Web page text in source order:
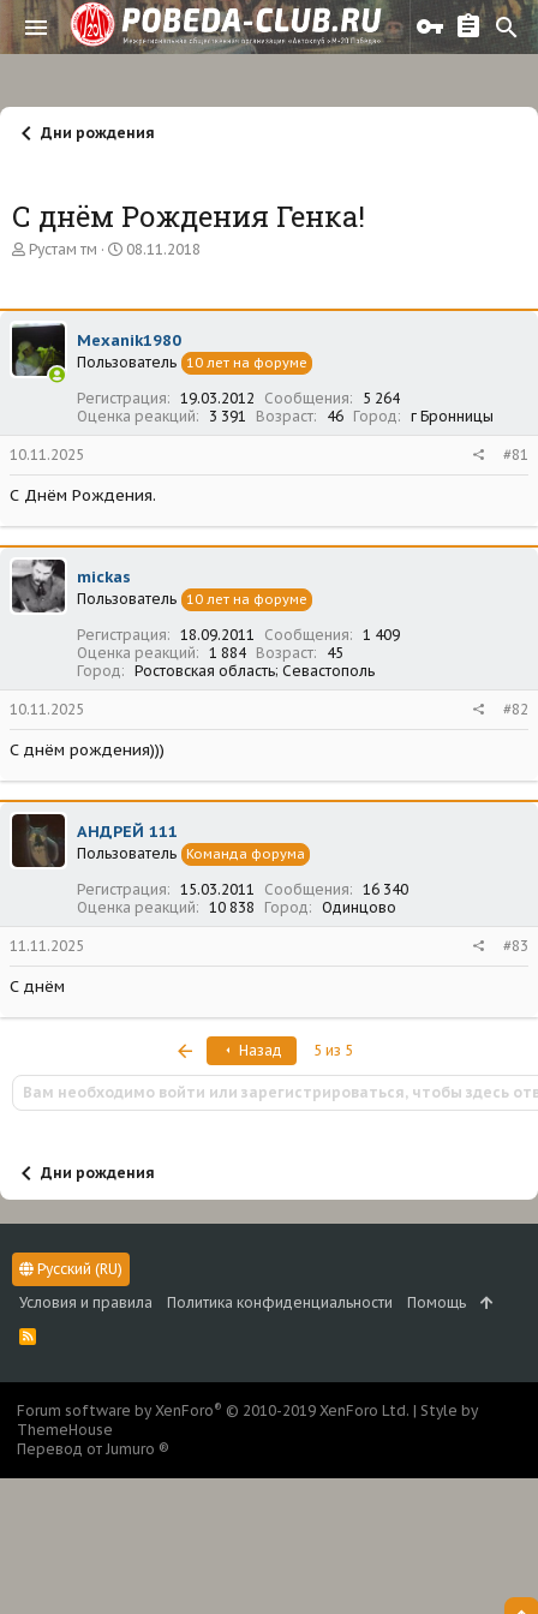
Дни рождения
С днём Рождения Генка!
А
о
р
т
е
Рустам тм
Д
а
а
ч
л
а
08.11.2018
Mexanik1980
Пользователь 10 лет на форуме
Регистрация 19.03.2012 Сообщения
5 264
Оценка реакций
3 391 Возраст 46 Город г Бронницы
10.11.2025 #81
С Днём Рождения.
mickas
Пользователь 10 лет на форуме
Регистрация 18.09.2011 Сообщения
1 409
Оценка реакций
1 884 Возраст
45
Город
Ростовская область; Севастополь
10.11.2025 #82
С днём рождения)))
АНДРЕЙ 111
Пользователь Команда форума
Регистрация 15.03.2011 Сообщения
16 340
Оценка реакций
10 838 Город Одинцово
11.11.2025 #83
С днём
ПервыйНазад 5 из 5
Вам необходимо войти или зарегистрироваться, чтобы здесь
Дни рождения
Русский (RU)
Условия и правила
Политика конфиденциальности Помощь
R
Forum software by XenForo® © 2010-2019 XenForo Ltd. | Style by
ThemeHouse
Перевод от Jumuro ®